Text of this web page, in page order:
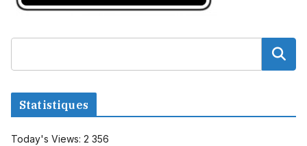
Statistiques
Today's Views: 2 356